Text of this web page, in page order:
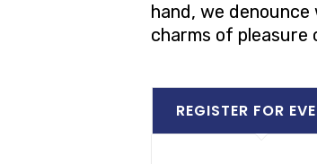
hand, we
charms of pleasure
REGISTER FOR